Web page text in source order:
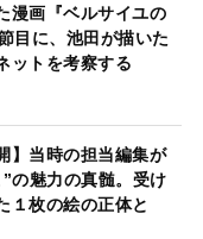
漫画『ベルサイユの
目に、池田が描いた
ットを考察する
】当時の担当編集が
の魅力の真髄。受け
１枚の絵の正体と